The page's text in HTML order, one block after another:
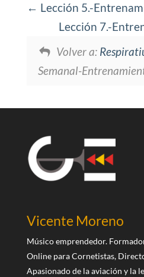
Lección 5.-
Lección 7.-
Volver a:
Semanal-
Vicente Moreno
Músico emprendedor.
Online para Cornetistas,
Apasionado de la aviación y la